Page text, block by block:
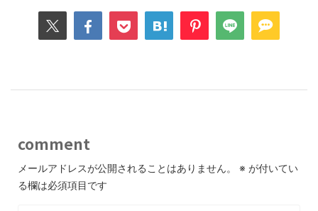
comment
メールアドレスが公開されることはありません。 ※ が付いてい
る欄は必須項目です